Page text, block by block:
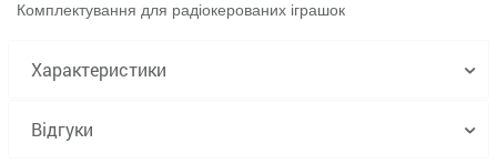
Комплектування для радіокерованих іграшок
Характеристики
Відгуки